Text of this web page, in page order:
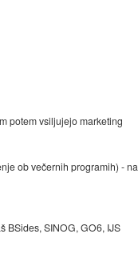
potem vsiljujejo marketing
ob večernih programih) - na
BSides, SINOG, GO6, IJS